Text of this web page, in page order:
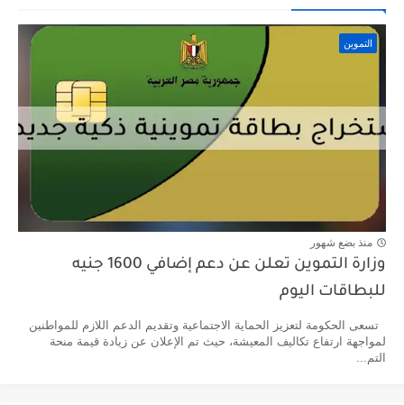
التموين
منذ بضع شهور
وزارة التموين تعلن عن دعم إضافي 1600 جنيه
للبطاقات اليوم
تسعى الحكومة لتعزيز الحماية الاجتماعية وتقديم الدعم اللازم للمواطنين
لمواجهة ارتفاع تكاليف المعيشة، حيث تم الإعلان عن زيادة قيمة منحة
التم...